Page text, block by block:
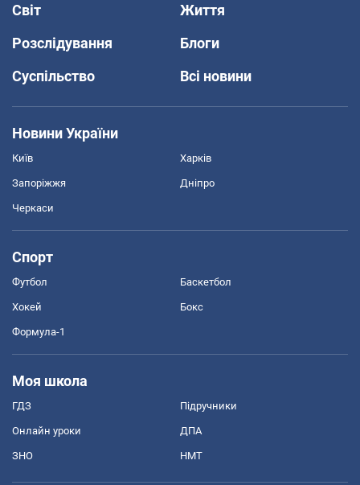
Світ
Життя
Розслідування
Блоги
Суспільство
Всі новини
Новини України
Київ Харків
Запоріжжя Дніпро
Черкаси
Спорт
Футбол Баскетбол
Хокей Бокс
Формула-1
Моя школа
ГДЗ Підручники
Онлайн уроки ДПА
ЗНО НМТ